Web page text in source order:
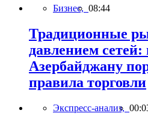
Бизнес, 08:44
Традиционные
давлением сетей:
Азербайджану
правила торговли
Экспресс-анализ,